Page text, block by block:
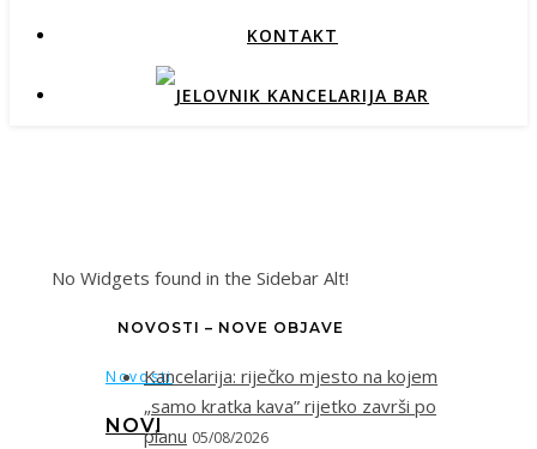
KONTAKT
No Widgets found in the Sidebar Alt!
Novosti
NOVI
NOVOSTI – NOVE OBJAVE
Kancelarija: riječko mjesto na kojem
„samo kratka kava” rijetko završi po
planu 05/08/2026